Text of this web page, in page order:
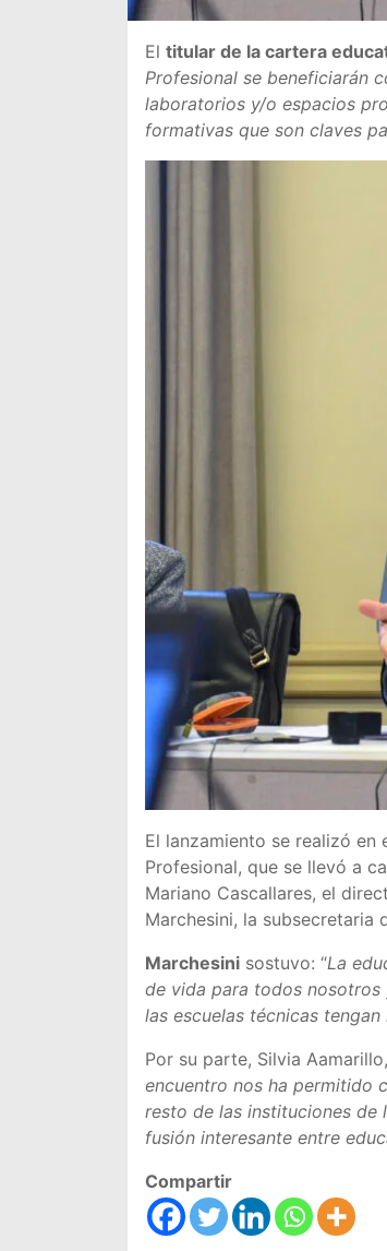
El titular de la cartera
Profesional se beneficiarán
laboratorios y/o espacios
formativas que son claves
El lanzamiento se realizó en
Profesional, que se llevó a
Mariano Cascallares, el
Marchesini, la subsecretaria
Marchesini sostuvo: “La
de vida para todos nosotros
las escuelas técnicas
Por su parte, Silvia
encuentro nos ha permitido
resto de las instituciones de
fusión interesante entre
Compartir